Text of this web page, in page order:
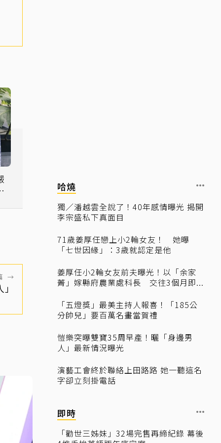
→
哈燒
獨／潘越雲全說了！40年感情曝光 揭開
李宗盛私下真面目
71歲姜厚任戀上小2輪女友！ 她曝
「七世因緣」：3歲就認定是他
姜厚任小2輪女友前夫曝光！以「余家
菁」嫁縣府農業處科長 交往3個月即...
「五燈獎」最美主持人報喜！「185公
分帥兒」要百萬名畫當賀禮
愷樂突曝雙寶35周早產！曬「身邊男
人」最新情況曝光
演藝工會終於聯絡上田路路 她一聽這名
字卻立刻掛電話
即時
「勸世三姊妹」32場完售再締紀錄 幕後